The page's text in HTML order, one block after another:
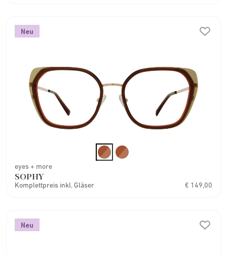
Neu
eyes + more
SOPHY
Komplettpreis inkl. Gläser € 149,00
Neu